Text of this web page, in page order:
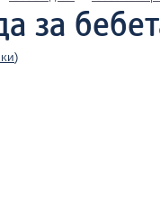
за
)